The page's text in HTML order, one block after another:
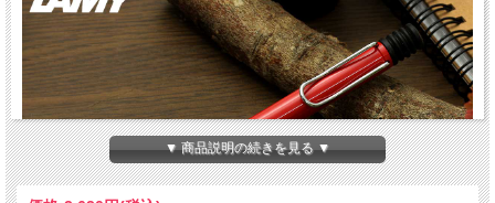
▼ 商品説明の続きを見る ▼